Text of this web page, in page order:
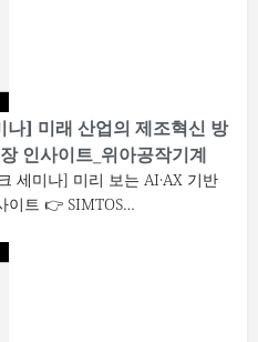
] 미래 산업의 제조혁신 방
인사이트_위아공작기계
세미나] 미리 보는 AI·AX 기반
이트 👉 SIMTOS…